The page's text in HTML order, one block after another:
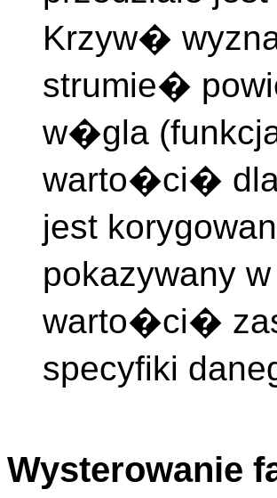
Krzyw�
strumie�
w�gla
warto�ci�
jest
pokazywany
warto�ci�
specyfiki
Wysterowanie